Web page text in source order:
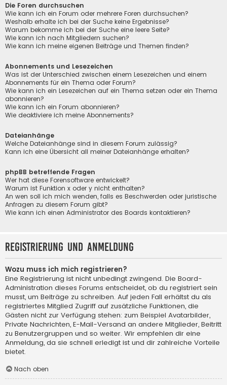
Die Foren durchsuchen
Wie kann ich ein Forum oder mehrere Foren durchsuchen?
Weshalb erhalte ich bei der Suche keine Ergebnisse?
Warum bekomme ich bei der Suche eine leere Seite?
Wie kann ich nach Mitgliedern suchen?
Wie kann ich meine eigenen Beiträge und Themen finden?
Abonnements und Lesezeichen
Was ist der Unterschied zwischen einem Lesezeichen und einem
Abonnements für ein Thema oder Forum?
Wie kann ich ein Lesezeichen auf ein Thema setzen oder ein Thema
abonnieren?
Wie kann ich ein Forum abonnieren?
Wie deaktiviere ich meine Abonnements?
Dateianhänge
Welche Dateianhänge sind in diesem Forum zulässig?
Kann ich eine Übersicht all meiner Dateianhänge erhalten?
phpBB betreffende Fragen
Wer hat diese Forensoftware entwickelt?
Warum ist Funktion x oder y nicht enthalten?
An wen soll ich mich wenden, falls es Beschwerden oder juristische
Anfragen zu diesem Forum gibt?
Wie kann ich einen Administrator des Boards kontaktieren?
Registrierung und Anmeldung
Wozu muss ich mich registrieren?
Eine Registrierung ist nicht unbedingt zwingend. Die Board-
Administration dieses Forums entscheidet, ob du registriert sein
musst, um Beiträge zu schreiben. Auf jeden Fall erhältst du als
registriertes Mitglied Zugriff auf zusätzliche Funktionen, die
Gästen nicht zur Verfügung stehen: zum Beispiel Avatarbilder,
Private Nachrichten, E-Mail-Versand an andere Mitglieder, Beitritt
zu Benutzergruppen und so weiter. Wir empfehlen dir eine
Anmeldung, da sie schnell erledigt ist und dir zahlreiche Vorteile
bietet.
Nach oben